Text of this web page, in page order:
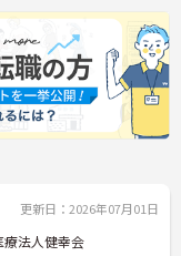
す
更新日：2026年07月01日
療法人健幸会